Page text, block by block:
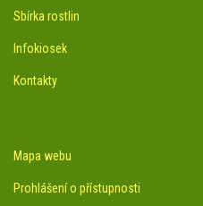
Sbírka rostlin
Infokiosek
Kontakty
Mapa webu
Prohlášení o přístupnosti